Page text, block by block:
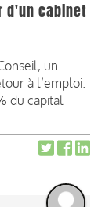
d'un cabinet
un
à l’emploi.
du capital